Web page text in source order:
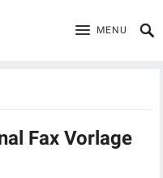
MENU
Fax Vorlage